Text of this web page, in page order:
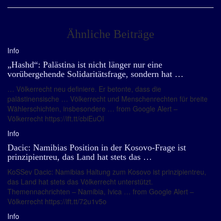
Ähnliche Beiträge
Info
„Hashd“: Palästina ist nicht länger nur eine
vorübergehende Solidaritätsfrage, sondern hat …
… Völkerrecht neu definiere. Er betonte, dass die
palästinensische … Völkerrecht und Menschenrechten für breite
Wählerschichten, insbesondere … from Google Alert –
Völkerrecht https://ift.tt/cbiEuOI
Info
Dacic: Namibias Position in der Kosovo-Frage ist
prinzipientreu, das Land hat stets das …
KoSSev Dacic: Namibias Haltung zum Kosovo ist prinzipientreu,
das Land hat stets das Völkerrecht unterstützt.
Themennachrichten – Namibia, Ivica … from Google Alert –
Völkerrecht https://ift.tt/72u1v5o
Info